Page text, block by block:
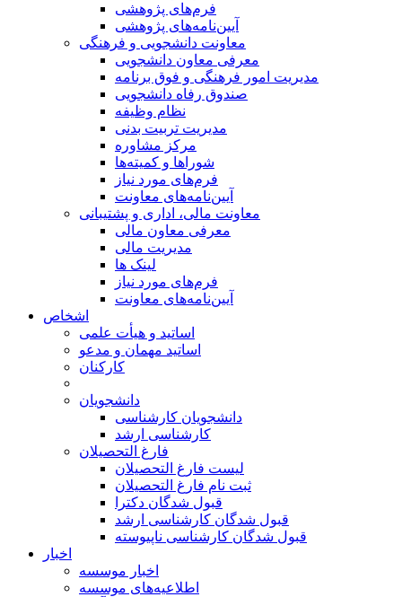
فرم‌های پژوهشی
آیین‌نامه‌های پژوهشی
معاونت دانشجویی و فرهنگی
معرفی معاون دانشجویی
مدیریت امور فرهنگی و فوق برنامه
صندوق رفاه دانشجویی
نظام وظیفه
مدیریت تربیت بدنی
مرکز مشاوره
شوراها و کمیته‌ها
فرم‌های مورد نیاز
آیین‌نامه‌های معاونت
معاونت مالی، اداری و پشتیبانی
معرفی معاون مالی
مدیریت مالی
لینک ها
فرم‌های مورد نیاز
آیین‌نامه‌های معاونت
اشخاص
اساتید و هیأت علمی
اساتید مهمان و مدعو
کارکنان
دانشجویان
دانشجویان کارشناسی
کارشناسی ارشد
فارغ التحصیلان
لیست فارغ التحصیلان
ثبت نام فارغ التحصیلان
قبول شدگان دکترا
قبول شدگان کارشناسی ارشد
قبول شدگان کارشناسی ناپیوسته
اخبار
اخبار موسسه
اطلاعیه‌های موسسه